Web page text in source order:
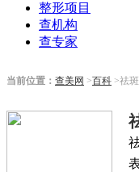
整形项目
查机构
查专家
当前位置： 查美网 >百科 >祛斑